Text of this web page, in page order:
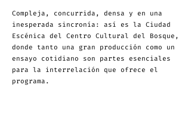
Compleja, concurrida, densa y en una
inesperada sincronía: así es la Ciudad
Escénica del Centro Cultural del Bosque,
donde tanto una gran producción como un
ensayo cotidiano son partes esenciales
para la interrelación que ofrece el
programa.